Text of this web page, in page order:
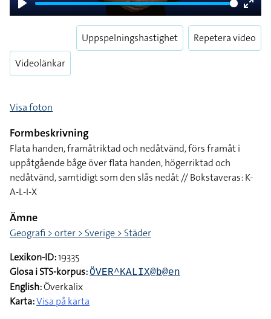
Play
Enter
Videolänkar
Uppspelningshastighet Repetera video
Visa foton
Formbeskrivning
Flata handen, framåtriktad och nedåtvänd, förs framåt i
uppåtgående båge över flata handen, högerriktad och
nedåtvänd, samtidigt som den slås nedåt // Bokstaveras: K-
A-L-I-X
Ämne
Geografi > orter > Sverige > Städer
Lexikon-ID:19335
Glosa i STS-korpus:ÖVER^KALIX@b@en
English:Överkalix
Karta:Visa på karta